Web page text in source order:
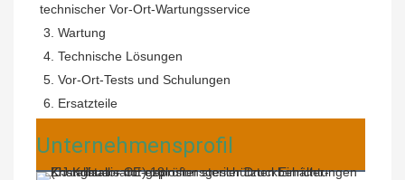
technischer Vor-Ort-Wartungsservice
3. Wartung
4. Technische Lösungen
5. Vor-Ort-Tests und Schulungen
6. Ersatzteile
Unternehmensprofil